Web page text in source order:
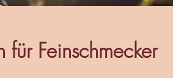
für Feinschmecker